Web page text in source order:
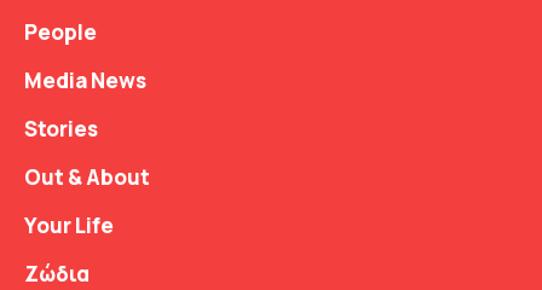
People
Media News
Stories
Out & About
Your Life
Ζώδια